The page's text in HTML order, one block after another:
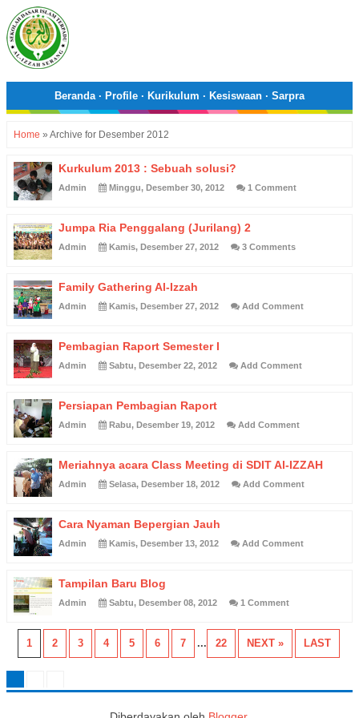
Beranda· Profile · Kurikulum · Kesiswaan · Sarpra
Home » Archive for Desember 2012
Kurkulum 2013 : Sebuah solusi?
Admin Minggu, Desember 30, 2012 1 Comment
Jumpa Ria Penggalang (Jurilang) 2
Admin Kamis, Desember 27, 2012 3 Comments
Family Gathering Al-Izzah
Admin Kamis, Desember 27, 2012 Add Comment
Pembagian Raport Semester I
Admin Sabtu, Desember 22, 2012 Add Comment
Persiapan Pembagian Raport
Admin Rabu, Desember 19, 2012 Add Comment
Meriahnya acara Class Meeting di SDIT Al-IZZAH
Admin Selasa, Desember 18, 2012 Add Comment
Cara Nyaman Bepergian Jauh
Admin Kamis, Desember 13, 2012 Add Comment
Tampilan Baru Blog
Admin Sabtu, Desember 08, 2012 1 Comment
1 2 3 4 5 6 7 ... 22 NEXT » LAST